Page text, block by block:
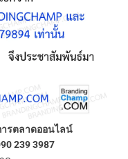
รตลาดออนไลน์
239 3987